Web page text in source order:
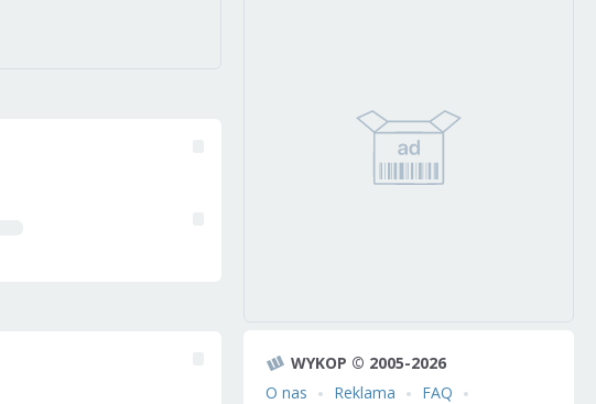
WYKOP © 2005-2026
O nas
Reklama
FAQ